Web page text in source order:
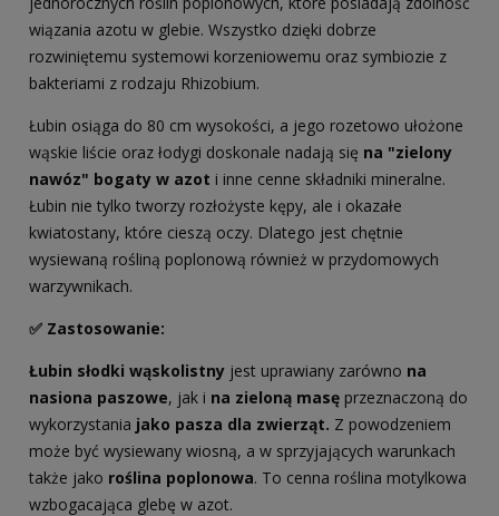
wiązania azotu w glebie. Wszystko dzięki dobrze
rozwiniętemu systemowi korzeniowemu oraz symbiozie z
bakteriami z rodzaju Rhizobium.
Łubin osiąga do 80 cm wysokości, a jego rozetowo ułożone
wąskie liście oraz łodygi doskonale nadają się na "zielony
nawóz" bogaty w azot i inne cenne składniki mineralne.
Łubin nie tylko tworzy rozłożyste kępy, ale i okazałe
kwiatostany, które cieszą oczy. Dlatego jest chętnie
wysiewaną rośliną poplonową również w przydomowych
warzywnikach.
✅ Zastosowanie:
Łubin słodki wąskolistny jest uprawiany zarówno na
nasiona paszowe, jak i na zieloną masę przeznaczoną do
wykorzystania jako pasza dla zwierząt. Z powodzeniem
może być wysiewany wiosną, a w sprzyjających warunkach
także jako roślina poplonowa. To cenna roślina motylkowa
wzbogacająca glebę w azot.